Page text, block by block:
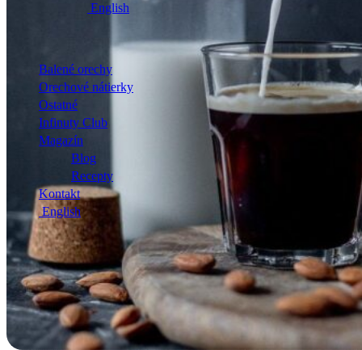
English
Balené orechy
Orechové nátierky
Ostatné
Infinuty Club
Magazín
Blog
Recepty
Kontakt
English
0